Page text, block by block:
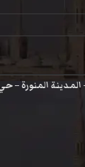
المنورة –